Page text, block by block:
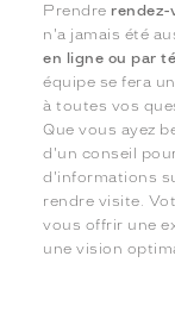
Prendre rendez-
n'a jamais été
en ligne ou par
équipe se fera
à toutes vos
Que vous ayez
d'un conseil
d'informations
rendre visite.
vous offrir une
une vision